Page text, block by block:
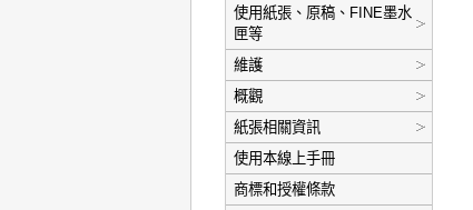
使用紙張、原稿、FINE墨水
匣等
維護
概觀
紙張相關資訊
使用本線上手冊
商標和授權條款